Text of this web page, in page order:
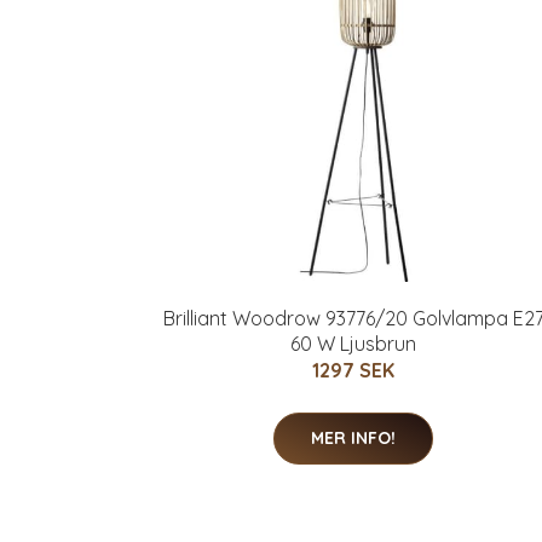
Brilliant Woodrow 93776/20 Golvlampa
60 W Ljusbrun
1297 SEK
MER INFO!